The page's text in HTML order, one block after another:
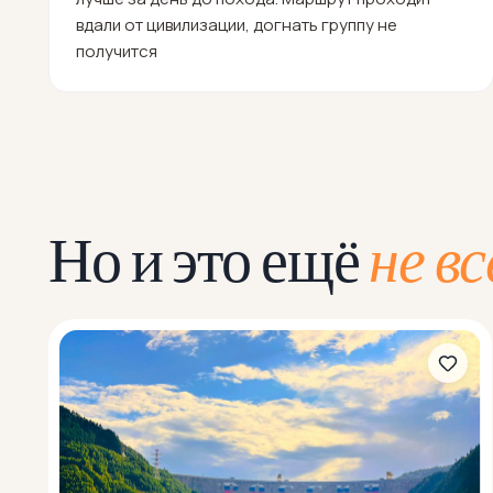
вдали от цивилизации, догнать группу не
получится
Но и это ещёне